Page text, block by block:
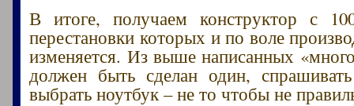
В итоге, получаем конструктор с
перестановки которых и по воле
изменяется. Из выше написанных
должен быть сделан один,
выбрать ноутбук – не то чтобы не